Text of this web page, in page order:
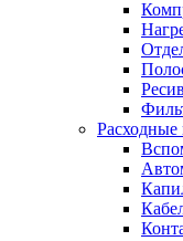
Расходные